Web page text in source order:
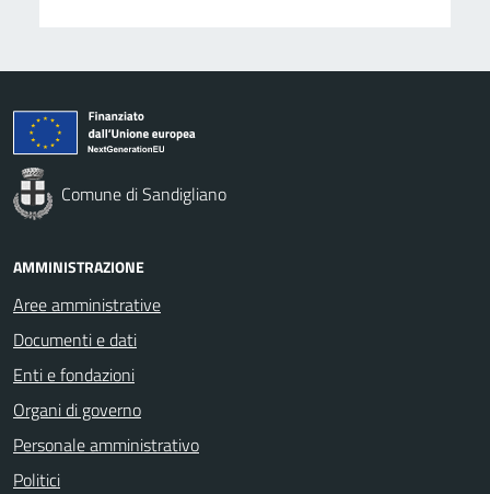
Comune di Sandigliano
AMMINISTRAZIONE
Aree amministrative
Documenti e dati
Enti e fondazioni
Organi di governo
Personale amministrativo
Politici